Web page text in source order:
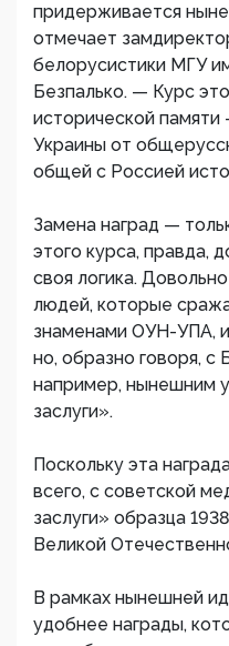
придерживается
отмечает
белорусистики МГУ
Безпалько. — Курс
исторической
Украины от
общей с Россией
Замена наград —
этого курса, правда,
своя логика.
людей, которые
знаменами ОУН-УПА,
но, образно говоря, с
например, нынешним
заслуги».
Поскольку эта
всего, с советской
заслуги» образца
Великой
В рамках нынешней
удобнее награды,